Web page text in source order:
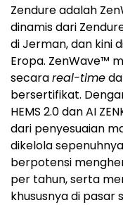
Zendure adalah
dinamis dari
di Jerman, dan kini
Eropa. ZenWave™
secarareal-time
bersertifikat.
HEMS 2.0 dan AI
dari penyesuaian
dikelola
berpotensi
per tahun, serta
khususnya di pasar